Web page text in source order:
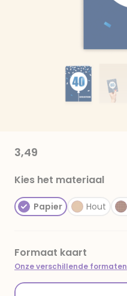
3,49
Kies het materiaal
Papier Hout
Formaat kaart
Onze verschillende formaten